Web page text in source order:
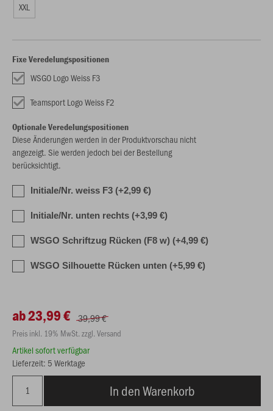
XXL
Fixe Veredelungspositionen
WSGO Logo Weiss F3
Teamsport Logo Weiss F2
Optionale Veredelungspositionen
Diese Änderungen werden in der Produktvorschau nicht
angezeigt. Sie werden jedoch bei der Bestellung
berücksichtigt.
Initiale/Nr. weiss F3 (+2,99 €)
Initiale/Nr. unten rechts (+3,99 €)
WSGO Schriftzug Rücken (F8 w) (+4,99 €)
WSGO Silhouette Rücken unten (+5,99 €)
ab 23,99 € 39,99 €
Preis inkl. 19% MwSt. zzgl. Versand
Artikel sofort verfügbar
Lieferzeit: 5 Werktage
In den Warenkorb